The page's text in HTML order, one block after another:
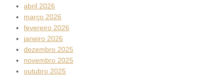
abril 2026
março 2026
fevereiro 2026
janeiro 2026
dezembro 2025
novembro 2025
outubro 2025